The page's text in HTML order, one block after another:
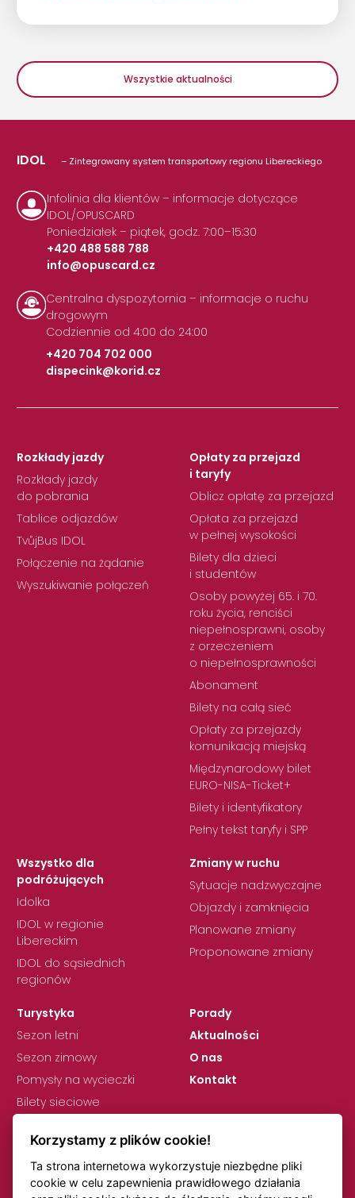
Wszystkie aktualności
IDOL – Zintegrowany system transportowy regionu Libereckiego
Infolinia dla klientów – informacje dotyczące
IDOL/OPUSCARD
Poniedziałek – piątek, godz. 7:00–15:30
+420 488 588 788
|
info@opuscard.cz
Centralna dyspozytornia – informacje o ruchu
drogowym
Codziennie od 4:00 do 24:00
+420 704 702 000
|
dispecink@korid.cz
Rozkłady jazdy
Rozkłady jazdy
do pobrania
Tablice odjazdów
TvůjBus IDOL
Połączenie na żądanie
Wyszukiwanie połączeń
Opłaty za przejazd
i taryfy
Oblicz opłatę za przejazd
Opłata za przejazd
w pełnej wysokości
Bilety dla dzieci
i studentów
Osoby powyżej 65. i 70.
roku życia, renciści
niepełnosprawni, osoby
z orzeczeniem
o niepełnosprawności
Abonament
Bilety na całą sieć
Opłaty za przejazdy
komunikacją miejską
Międzynarodowy bilet
EURO-NISA-Ticket+
Bilety i identyfikatory
Pełny tekst taryfy i SPP
Wszystko dla
podróżujących
Idolka
IDOL w regionie
Libereckim
IDOL do sąsiednich
regionów
Zmiany w ruchu
Sytuacje nadzwyczajne
Objazdy i zamknięcia
Planowane zmiany
Proponowane zmiany
Turystyka
Sezon letni
Sezon zimowy
Pomysły na wycieczki
Bilety sieciowe
Porady
Aktualności
O nas
Kontakt
Korzystamy z plików cookie!
Ta strona internetowa wykorzystuje niezbędne pliki
cookie w celu zapewnienia prawidłowego działania